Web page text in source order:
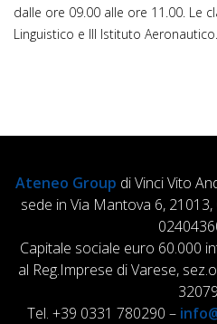
dalle ore 09.00 alle ore 11.00. Le
Linguistico e III Istituto Aeronautico.
Ateneo Group di Vinci Vito
sede in Via Mantova 6, 21013,
Capitale sociale euro 60.000
al Reg.Imprese di Varese,
Tel. +39 0331 780290 –